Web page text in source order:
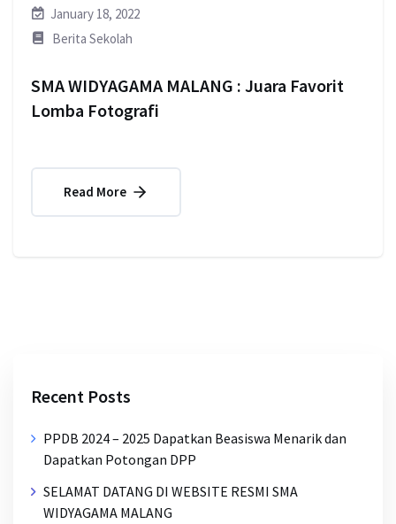
January 18, 2022
Berita Sekolah
SMA WIDYAGAMA MALANG : Juara Favorit
Lomba Fotografi
Read More
Recent Posts
PPDB 2024 – 2025 Dapatkan Beasiswa Menarik dan
Dapatkan Potongan DPP
SELAMAT DATANG DI WEBSITE RESMI SMA
WIDYAGAMA MALANG